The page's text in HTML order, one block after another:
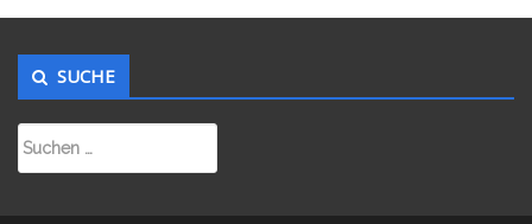
SUCHE